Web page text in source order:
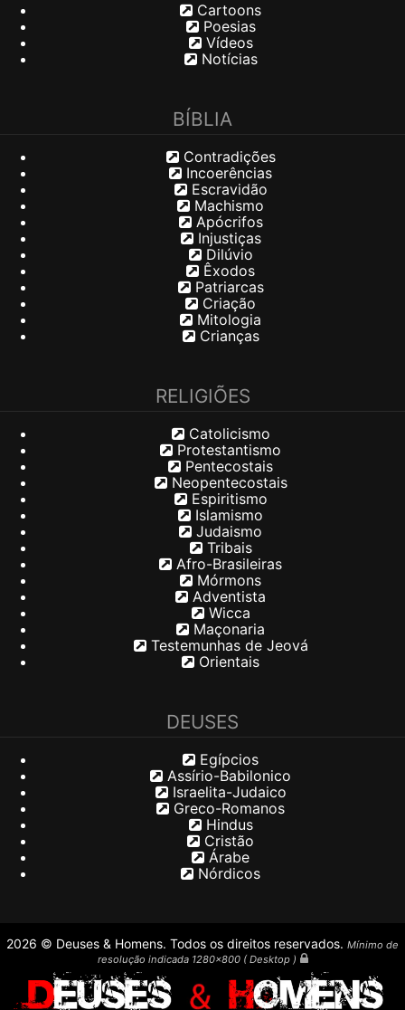
Cartoons
Poesias
Vídeos
Notícias
BÍBLIA
Contradições
Incoerências
Escravidão
Machismo
Apócrifos
Injustiças
Dilúvio
Êxodos
Patriarcas
Criação
Mitologia
Crianças
RELIGIÕES
Catolicismo
Protestantismo
Pentecostais
Neopentecostais
Espiritismo
Islamismo
Judaismo
Tribais
Afro-Brasileiras
Mórmons
Adventista
Wicca
Maçonaria
Testemunhas de Jeová
Orientais
DEUSES
Egípcios
Assírio-Babilonico
Israelita-Judaico
Greco-Romanos
Hindus
Cristão
Árabe
Nórdicos
2026 © Deuses & Homens. Todos os direitos reservados. Mínimo de
resolução indicada 1280x800 ( Desktop )